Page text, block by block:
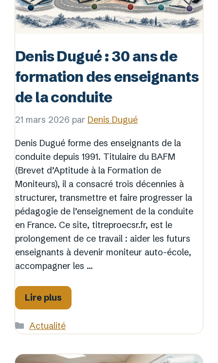
Denis Dugué : 30 ans de
formation des enseignants
de la conduite
21 mars 2026 par Denis Dugué
Denis Dugué forme des enseignants de la
conduite depuis 1991. Titulaire du BAFM
(Brevet d’Aptitude à la Formation de
Moniteurs), il a consacré trois décennies à
structurer, transmettre et faire progresser la
pédagogie de l’enseignement de la conduite
en France. Ce site, titreproecsr.fr, est le
prolongement de ce travail : aider les futurs
enseignants à devenir moniteur auto-école,
accompagner les …
Lire plus
Catégories
Actualité